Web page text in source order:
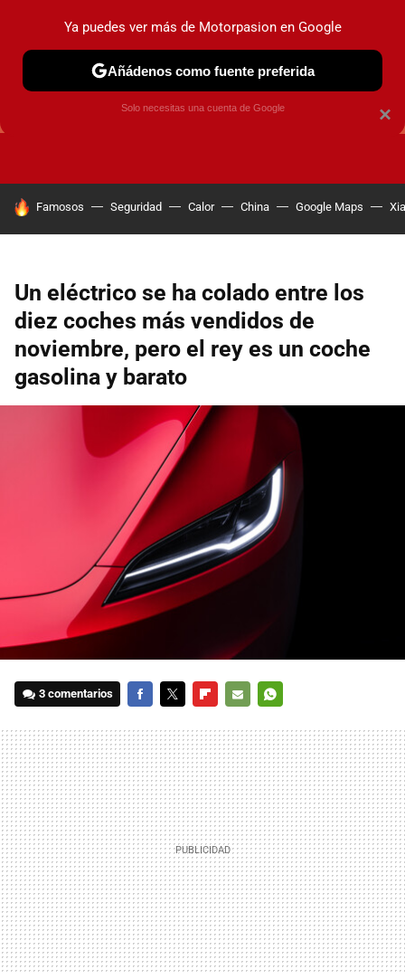
GUÍAS DE COMPRA OFERTAS DE COCHES CONSEJOS
HOY SE HABLA DE
Famosos Seguridad Calor China Google Maps
Un eléctrico se ha colado entre los
diez coches más vendidos de
noviembre, pero el rey es un coche
gasolina y barato
3 comentarios
MAIL
×
Ya puedes ver más de Motorpasion en Google
Añádenos como fuente preferida
Solo necesitas una cuenta de Google